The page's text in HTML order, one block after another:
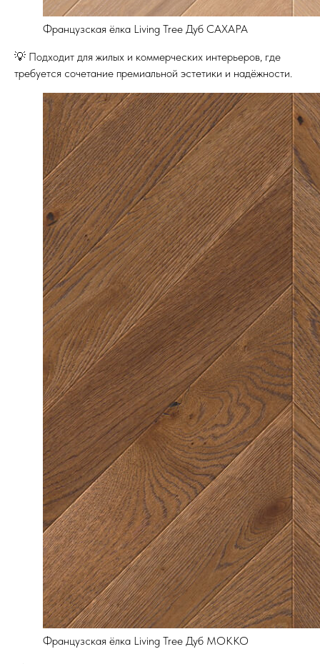
Французская ёлка Living Tree Дуб САХАРА
💡 Подходит для жилых и коммерческих интерьеров, где
требуется сочетание премиальной эстетики и надёжности.
Французская ёлка Living Tree Дуб МОККО